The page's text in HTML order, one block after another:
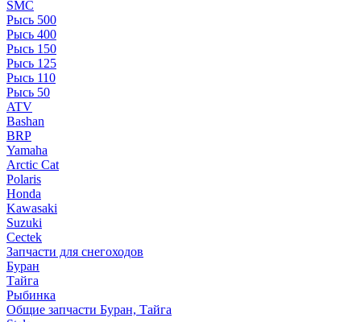
SMC
Рысь 500
Рысь 400
Рысь 150
Рысь 125
Рысь 110
Рысь 50
ATV
Bashan
BRP
Yamaha
Arctic Cat
Polaris
Honda
Kawasaki
Suzuki
Cectek
Запчасти для снегоходов
Буран
Тайга
Рыбинка
Общие запчасти Буран, Тайга